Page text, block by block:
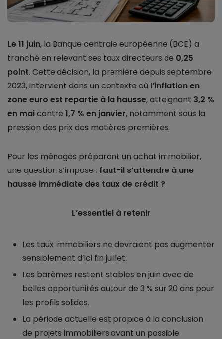
Le 11 juin, la Banque centrale européenne (BCE) a
tranché en relevant ses taux directeurs de 0,25
point. Cette décision, la première depuis septembre
2023, intervient dans un contexte où l’inflation en
zone euro est repartie à la hausse, atteignant 3,2 %
en maicontre 1,7 % en janvier, notamment sous la
pression des prix des matières premières.
Pour les ménages préparant un achat immobilier,
une question s’impose : faut-il s’attendre à une
hausse immédiate des taux de crédit ?
L’essentiel à retenir
Les taux immobiliers ne devraient pas augmenter
sensiblement d’ici fin juillet.
Les barèmes restent stables en juin avec de
belles opportunités autour de 3 % sur 20 ans pour
les profils solides.
La période actuelle est propice à la conclusion
de projets immobiliers avant un possible